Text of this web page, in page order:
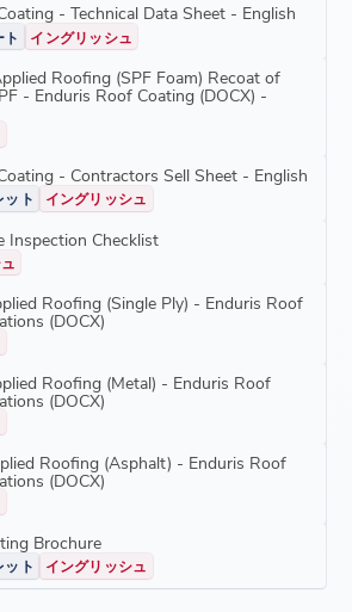
- Technical Data Sheet - English
イングリッシュ
Roofing (SPF Foam) Recoat of
- Enduris Roof Coating (DOCX) -
- Contractors Sell Sheet - English
ット イングリッシュ
Inspection Checklist
Roofing (Single Ply) - Enduris Roof
(DOCX)
Roofing (Metal) - Enduris Roof
(DOCX)
Roofing (Asphalt) - Enduris Roof
(DOCX)
Brochure
ット イングリッシュ